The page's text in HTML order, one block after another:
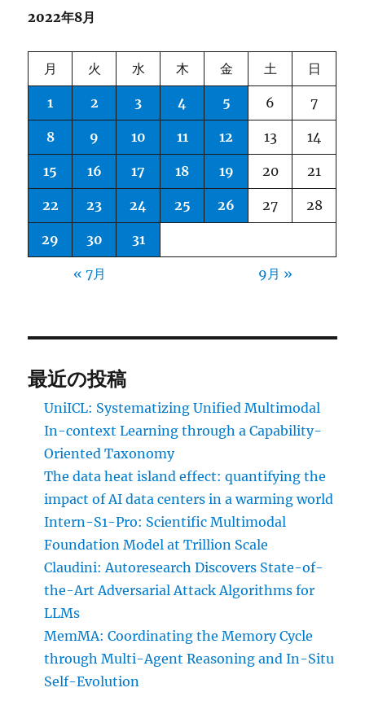
グ
ラ
イ
ブ
ラ
リ
に
2022年8月
月 火 水 木 金 土 日
1 2 3 4 5 6 7
8 9 10 11 12 13 14
15 16 17 18 19 20 21
22 23 24 25 26 27 28
29 30 31
« 7月 9月 »
最近の投稿
UniICL: Systematizing Unified Multimodal
In-context Learning through a Capability-
Oriented Taxonomy
The data heat island effect: quantifying the
impact of AI data centers in a warming world
Intern-S1-Pro: Scientific Multimodal
Foundation Model at Trillion Scale
Claudini: Autoresearch Discovers State-of-
the-Art Adversarial Attack Algorithms for
LLMs
MemMA: Coordinating the Memory Cycle
through Multi-Agent Reasoning and In-Situ
Self-Evolution